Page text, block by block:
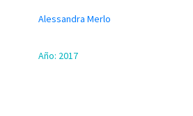
Alessandra Merlo
Año: 2017